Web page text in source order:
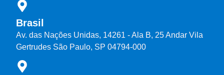
Brasil
Av. das Nações Unidas, 14261 - Ala B, 25 Andar Vila
Gertrudes São Paulo, SP 04794-000